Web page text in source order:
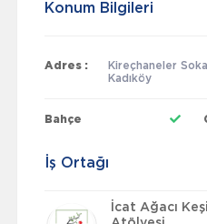
Konum Bilgileri
Adres :
Kireçhaneler
Kadıköy
Bahçe
İş Ortağı
İcat Ağacı